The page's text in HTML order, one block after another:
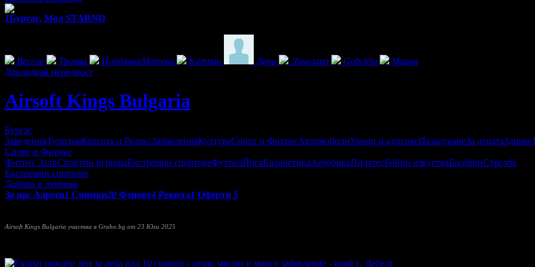
1Бургас, Мол STARND
Весела Траяна ЙорданкаМитева Катрин Дани Лъчезара Gabriela
Мария
Докладвай нередност
Airsoft Kings Bulgaria
Бургас
ЗаведенияТуризъмКрасота и РелаксЗабавленияКултураСпорт и ФитнесАвтомобилиУроци и курсовеПазаруванеЗа децатаЗдраве
Спорт и Фитнес
Фитнес ЗалиСпортни игрищаЕкстремни спортовеФутболЙогаКаланетикаАеробикаПилатесБойни изкустваБасейниСтрелба
Екстремни спортове
Добави в любими
За нас Адреси1 Снимки20 Фенове4 Ревюта1 Оферти 5
Airsoft Kings Bulgaria участва в Grabo.bg от 23 Юли 2025